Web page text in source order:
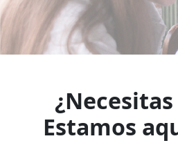
Estamos